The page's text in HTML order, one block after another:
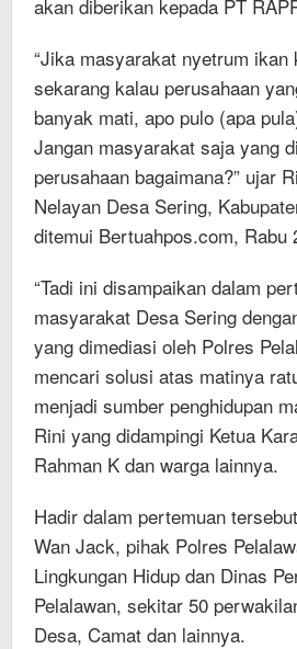
akan diberikan kepada PT
“Jika masyarakat nyetrum ikan
sekarang kalau perusahaan
banyak mati, apo pulo (apa
Jangan masyarakat saja yang
perusahaan bagaimana?” ujar
Nelayan Desa Sering,
ditemui Bertuahpos.com, Rabu
“Tadi ini disampaikan dalam
masyarakat Desa Sering
yang dimediasi oleh Polres
mencari solusi atas matinya
menjadi sumber penghidupan
Rini yang didampingi Ketua
Rahman K dan warga lainnya.
Hadir dalam pertemuan
Wan Jack, pihak Polres
Lingkungan Hidup dan Dinas
Pelalawan, sekitar 50
Desa, Camat dan lainnya.